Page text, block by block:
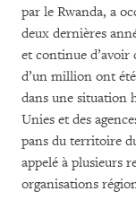
par le Rwanda, a
deux dernières
et continue d’avoir
d’un million ont
dans une situation
Unies et des
pans du territoire
appelé à plusieurs
organisations